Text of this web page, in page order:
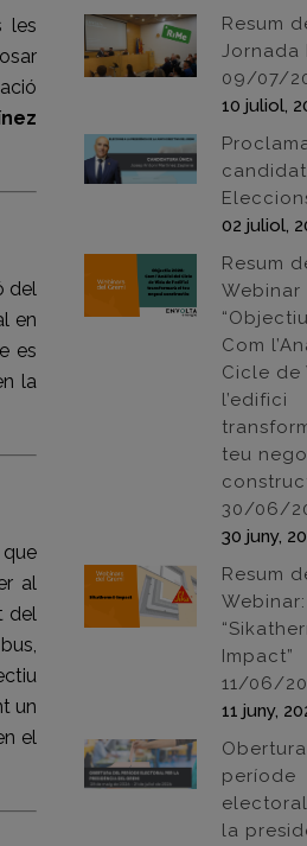
les
del
en
es
la
que
al
del
un
el
Resum
Jornada
09/07/
10 juliol,
02 juliol,
Resum
Webinar
Com
Cicle de
l’edifici
teu
30/06/
30 juny,
Resum
Webinar:
Impact”
11/06/
11 juny,
període
la